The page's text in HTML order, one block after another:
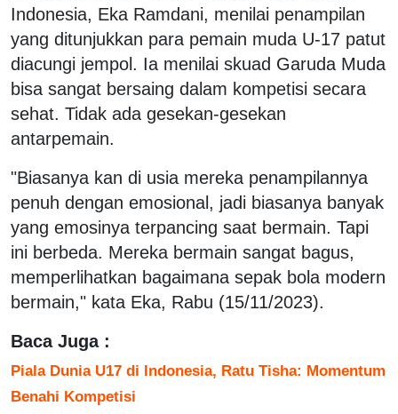
Indonesia, Eka Ramdani, menilai penampilan
yang ditunjukkan para pemain muda U-17 patut
diacungi jempol. Ia menilai skuad Garuda Muda
bisa sangat bersaing dalam kompetisi secara
sehat. Tidak ada gesekan-gesekan
antarpemain.
"Biasanya kan di usia mereka penampilannya
penuh dengan emosional, jadi biasanya banyak
yang emosinya terpancing saat bermain. Tapi
ini berbeda. Mereka bermain sangat bagus,
memperlihatkan bagaimana sepak bola modern
bermain," kata Eka, Rabu (15/11/2023).
Baca Juga :
Piala Dunia U17 di Indonesia, Ratu Tisha: Momentum
Benahi Kompetisi